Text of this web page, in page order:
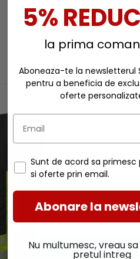
5%
la prima
Aboneaza-te la newsletterul
pentru a beneficia de
oferte
Sunt de acord sa primesc
si oferte prin email.
Abonare la
Nu multumesc, vreau
pretul intreg